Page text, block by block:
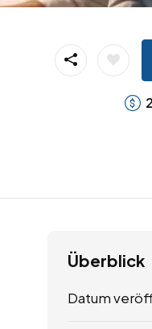
Überblick
Datum